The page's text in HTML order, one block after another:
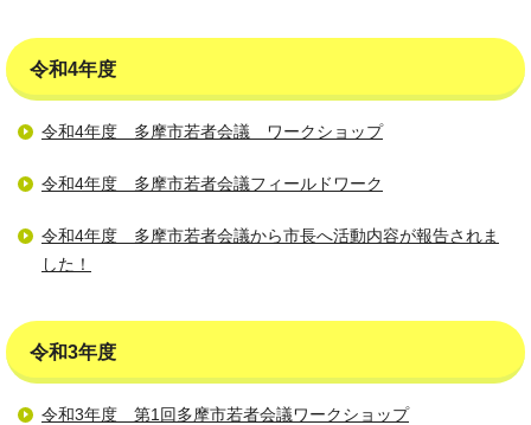
令和4年度
令和4年度 多摩市若者会議 ワークショップ
令和4年度 多摩市若者会議フィールドワーク
令和4年度 多摩市若者会議から市長へ活動内容が報告されま
した！
令和3年度
令和3年度 第1回多摩市若者会議ワークショップ